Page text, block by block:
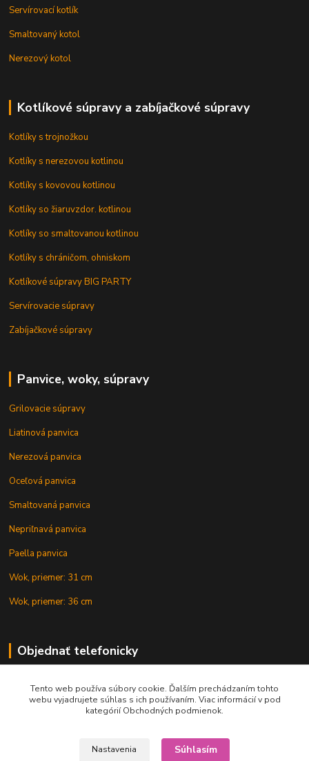
Servírovací kotlík
Smaltovaný kotol
Nerezový kotol
Kotlíkové súpravy a zabíjačkové súpravy
Kotlíky s trojnožkou
Kotlíky s nerezovou kotlinou
Kotlíky s kovovou kotlinou
Kotlíky so žiaruvzdor. kotlinou
Kotlíky so smaltovanou kotlinou
Kotlíky s chráničom, ohniskom
Kotlíkové súpravy BIG PARTY
Servírovacie súpravy
Zabíjačkové súpravy
Panvice, woky, súpravy
Grilovacie súpravy
Liatinová panvica
Nerezová panvica
Oceľová panvica
Smaltovaná panvica
Nepriľnavá panvica
Paella panvica
Wok, priemer: 31 cm
Wok, priemer: 36 cm
Objednať telefonicky
+421 902 212 007
Tento web používa súbory cookie. Ďalším prechádzaním tohto
webu vyjadrujete súhlas s ich používaním. Viac informácií v pod
kategórií Obchodných podmienok.
Nastavenia Súhlasím